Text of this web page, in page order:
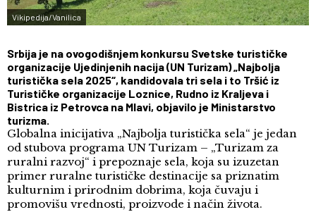
Vikipedija/Vanilica
Srbija je na ovogodišnjem konkursu Svetske turističke
organizacije Ujedinjenih nacija (UN Turizam) „Najbolja
turistička sela 2025“, kandidovala tri sela i to Tršić iz
Turističke organizacije Loznice, Rudno iz Kraljeva i
Bistrica iz Petrovca na Mlavi, objavilo je Ministarstvo
turizma.
Globalna inicijativa „Najbolja turistička sela“ je jedan
od stubova programa UN Turizam – „Turizam za
ruralni razvoj“ i prepoznaje sela, koja su izuzetan
primer ruralne turističke destinacije sa priznatim
kulturnim i prirodnim dobrima, koja čuvaju i
promovišu vrednosti, proizvode i način života.